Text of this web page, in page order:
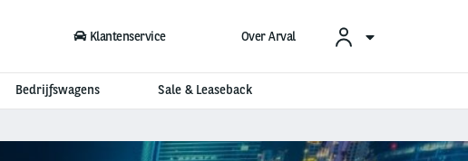
Klantenservice Over Arval
Bedrijfswagens Sale & Leaseback